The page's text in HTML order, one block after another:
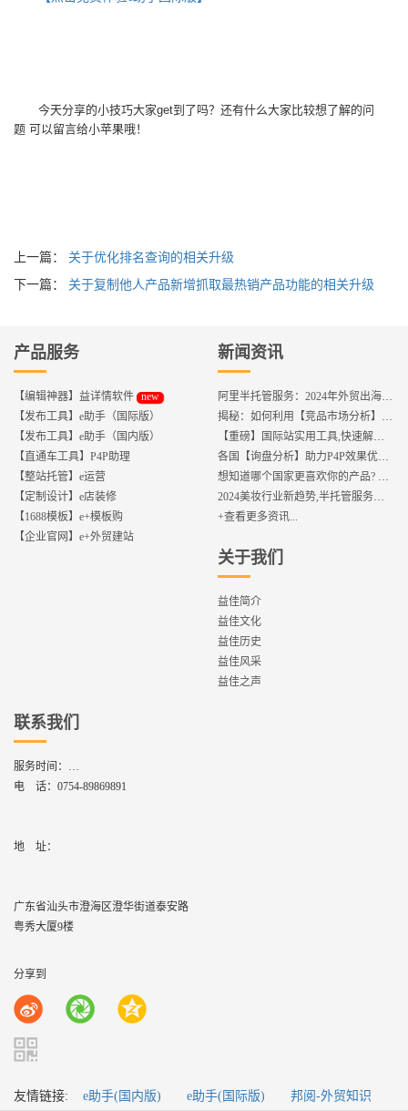
今天分享的小技巧大家get到了吗？还有什么大家比较想了解的问
题 可以留言给小苹果哦！
上一篇： 关于优化排名查询的相关升级
下一篇： 关于复制他人产品新增抓取最热销产品功能的相关升级
产品服务
【编辑神器】益详情软件 new
【发布工具】e助手（国际版）
【发布工具】e助手（国内版）
【直通车工具】P4P助理
【整站托管】e运营
【定制设计】e店装修
【1688模板】e+模板购
【企业官网】e+外贸建站
新闻资讯
阿里半托管服务：2024年外贸出海热潮的主旋律
揭秘：如何利用【竞品市场分析】优化店铺流量？
【重磅】国际站实用工具,快速解决运营中的5大琐事，一键提升运营效率!
各国【询盘分析】助力P4P效果优化,提升ROI!
想知道哪个国家更喜欢你的产品? 来这找到答案!
2024美妆行业新趋势,半托管服务抢占流量红利
+查看更多资讯...
关于我们
益佳简介
益佳文化
益佳历史
益佳风采
益佳之声
联系我们
服务时间：
周一到周六,8：30 - 17：30
电 话： 0754-89869891
地    址：
广东省汕头市澄海区澄华街道泰安路
粤秀大厦9楼
分享到
友情链接: e助手(国内版) e助手(国际版) 邦阅-外贸知识